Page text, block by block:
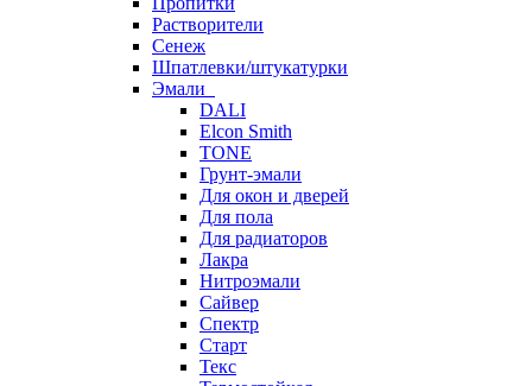
Растворители
Сенеж
Шпатлевки/штукатурки
Эмали
DALI
Elcon Smith
TONE
Грунт-эмали
Для окон и дверей
Для пола
Для радиаторов
Лакра
Нитроэмали
Сайвер
Спектр
Старт
Текс